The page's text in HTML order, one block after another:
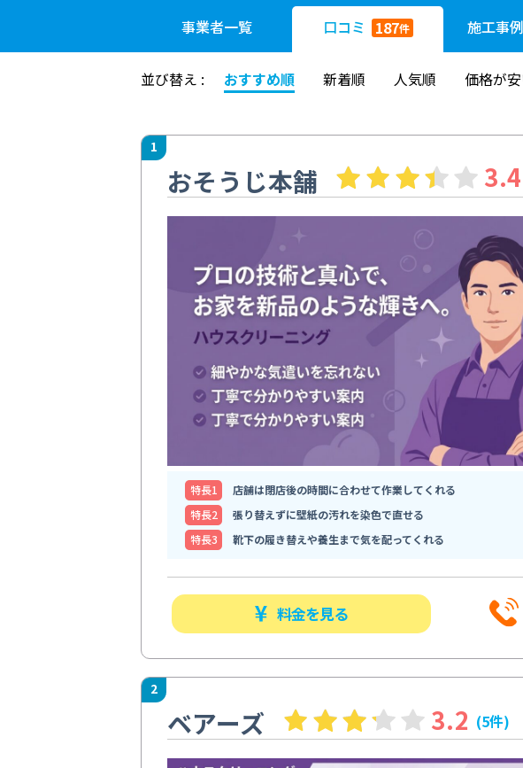
事業者一覧 口コミ 187件 施工事例
並び替え : おすすめ順 新着順 人気順 価格が
1
おそうじ本舗 3.4
特⻑1
店舗は閉店後の時間に合わせて作業してくれる
特⻑2
張り替えずに壁紙の汚れを染色で直せる
特⻑3
靴下の履き替えや養生まで気を配ってくれる
料金を見る
2
ベアーズ 3.2 (5件)